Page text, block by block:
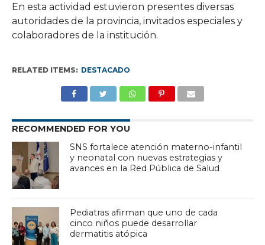
En esta actividad estuvieron presentes diversas
autoridades de la provincia, invitados especiales y
colaboradores de la institución.
RELATED ITEMS: DESTACADO
RECOMMENDED FOR YOU
SNS fortalece atención materno-infantil
y neonatal con nuevas estrategias y
avances en la Red Pública de Salud
Pediatras afirman que uno de cada
cinco niños puede desarrollar
dermatitis atópica